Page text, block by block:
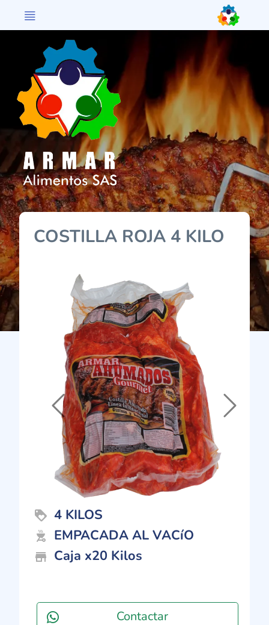
>
COSTILLA ROJA 4 KILO
Previous Next
loyalty 4 KILOS
outdoor_grill EMPACADA AL VACíO
store_mall_directory Caja x20 Kilos
Contactar